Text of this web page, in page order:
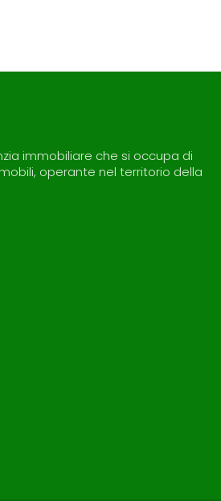
immobiliare che si occupa di
operante nel territorio della